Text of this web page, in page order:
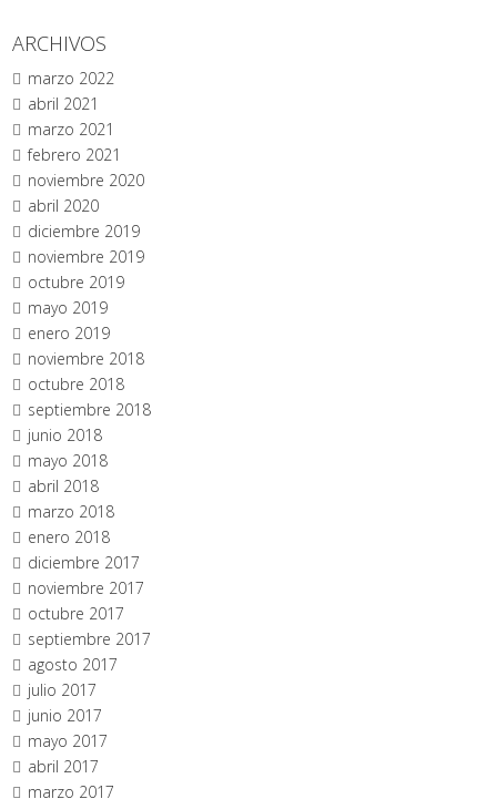
ARCHIVOS
marzo 2022
abril 2021
marzo 2021
febrero 2021
noviembre 2020
abril 2020
diciembre 2019
noviembre 2019
octubre 2019
mayo 2019
enero 2019
noviembre 2018
octubre 2018
septiembre 2018
junio 2018
mayo 2018
abril 2018
marzo 2018
enero 2018
diciembre 2017
noviembre 2017
octubre 2017
septiembre 2017
agosto 2017
julio 2017
junio 2017
mayo 2017
abril 2017
marzo 2017